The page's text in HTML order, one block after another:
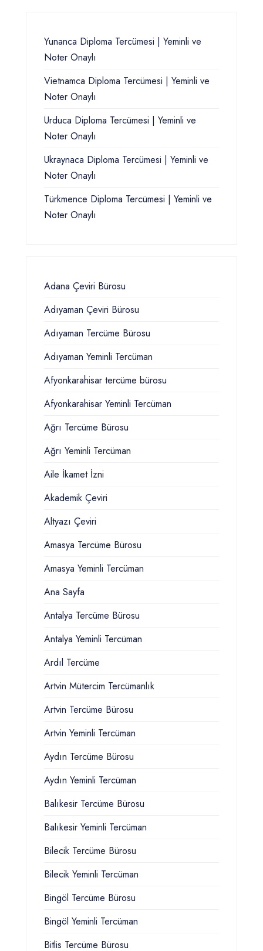
Yunanca Diploma Tercümesi | Yeminli ve
Noter Onaylı
Vietnamca Diploma Tercümesi | Yeminli ve
Noter Onaylı
Urduca Diploma Tercümesi | Yeminli ve
Noter Onaylı
Ukraynaca Diploma Tercümesi | Yeminli ve
Noter Onaylı
Türkmence Diploma Tercümesi | Yeminli ve
Noter Onaylı
Adana Çeviri Bürosu
Adıyaman Çeviri Bürosu
Adıyaman Tercüme Bürosu
Adıyaman Yeminli Tercüman
Afyonkarahisar tercüme bürosu
Afyonkarahisar Yeminli Tercüman
Ağrı Tercüme Bürosu
Ağrı Yeminli Tercüman
Aile İkamet İzni
Akademik Çeviri
Altyazı Çeviri
Amasya Tercüme Bürosu
Amasya Yeminli Tercüman
Ana Sayfa
Antalya Tercüme Bürosu
Antalya Yeminli Tercüman
Ardıl Tercüme
Artvin Mütercim Tercümanlık
Artvin Tercüme Bürosu
Artvin Yeminli Tercüman
Aydın Tercüme Bürosu
Aydın Yeminli Tercüman
Balıkesir Tercüme Bürosu
Balıkesir Yeminli Tercüman
Bilecik Tercüme Bürosu
Bilecik Yeminli Tercüman
Bingöl Tercüme Bürosu
Bingöl Yeminli Tercüman
Bitlis Tercüme Bürosu